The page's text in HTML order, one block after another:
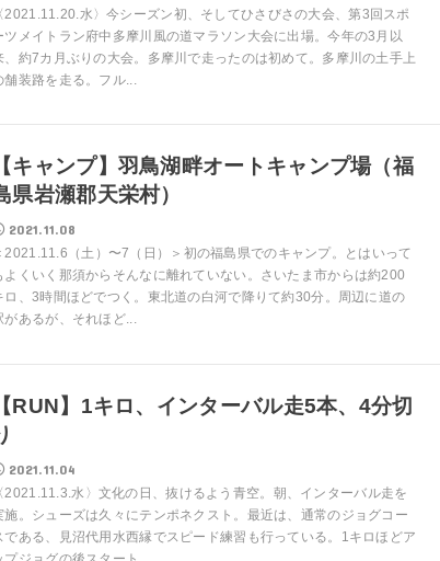
2021.11.20.水〉今シーズン初、そしてひさびさの大会、第3回スポ
ツメイトラン府中多摩川風の道マラソン大会に出場。今年の3月以
、約7カ月ぶりの大会。多摩川で走ったのは初めて。多摩川の土手上
舗装路を走る。フル...
キャンプ】羽鳥湖畔オートキャンプ場（福
県岩瀬郡天栄村）
2021.11.08
2021.11.6（土）〜7（日）＞初の福島県でのキャンプ。とはいって
よくいく那須からそんなに離れていない。さいたま市からは約200
ロ、3時間ほどでつく。東北道の白河で降りて約30分。周辺に道の
があるが、それほど...
RUN】1キロ、インターバル走5本、4分切
2021.11.04
2021.11.3.水〉文化の日、抜けるよう青空。朝、インターバル走を
施。シューズは久々にテンポネクスト。最近は、通常のジョグコー
である、見沼代用水西縁でスピード練習も行っている。1キロほどア